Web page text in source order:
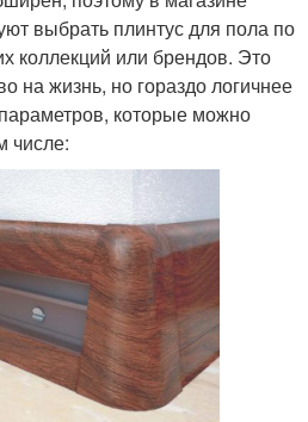
выбрать плинтус для пола по
коллекций или брендов. Это
на жизнь, но гораздо логичнее
которые можно
числе: